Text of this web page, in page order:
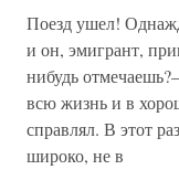
Поезд ушел!
и он, эмигрант,
нибудь
всю жизнь и в
справлял. В этот
широко, не в